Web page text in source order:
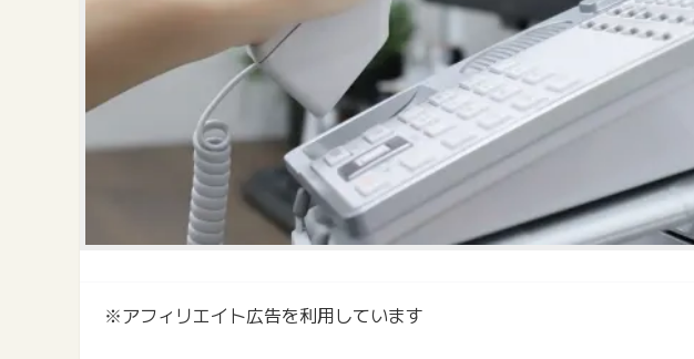
※アフィリエイト広告を利用しています